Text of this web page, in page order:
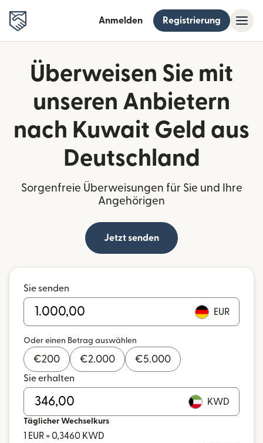
Anmelden Registrierung
Überweisen Sie mit
unseren Anbietern
nach Kuwait Geld aus
Deutschland
Sorgenfreie Überweisungen für Sie und Ihre
Angehörigen
Jetzt senden
Sie senden
EUR
Oder einen Betrag auswählen
€200 €2.000 €5.000
Sie erhalten
KWD
Täglicher Wechselkurs
1 EUR = 0,3460 KWD